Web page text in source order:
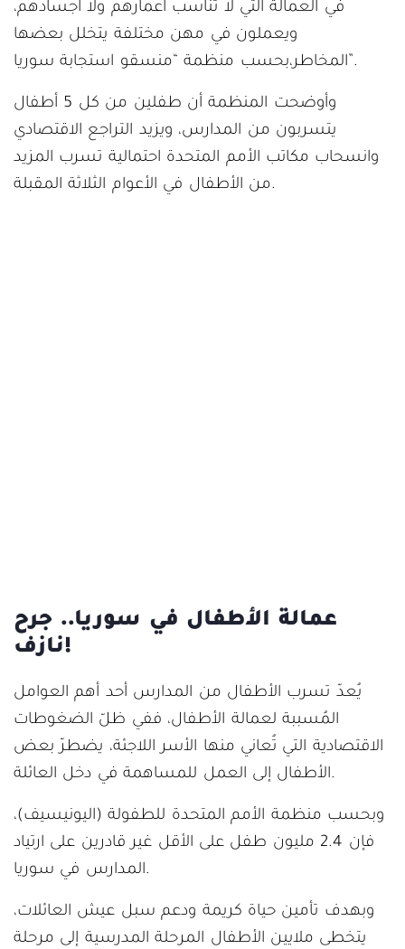
في العمالة التي لا تناسب أعمارهم ولا اجسادهم،
ويعملون في مهن مختلفة يتخلل بعضها
المخاطر،بحسب منظمة “منسقو استجابة سوريا”.
وأوضحت المنظمة أن طفلين من كل 5 أطفال
يتسربون من المدارس، ويزيد التراجع الاقتصادي
وانسحاب مكاتب الأمم المتحدة احتمالية تسرب المزيد
من الأطفال في الأعوام الثلاثة المقبلة.
عمالة الأطفال في سوريا.. جرح
نازف!
يُعدّ تسرب الأطفال من المدارس أحد أهم العوامل
المُسببة لعمالة الأطفال، ففي ظلّ الضغوطات
الاقتصادية التي تُعاني منها الأسر اللاجئة، يضطرّ بعض
الأطفال إلى العمل للمساهمة في دخل العائلة.
وبحسب منظمة الأمم المتحدة للطفولة (اليونيسيف)،
فإن 2.4 مليون طفل على الأقل غير قادرين على ارتياد
المدارس في سوريا.
وبهدف تأمين حياة كريمة ودعم سبل عيش العائلات،
يتخطى ملايين الأطفال المرحلة المدرسية إلى مرحلة